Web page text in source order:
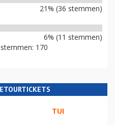
21% (36 stemmen)
6% (11 stemmen)
170
TUI